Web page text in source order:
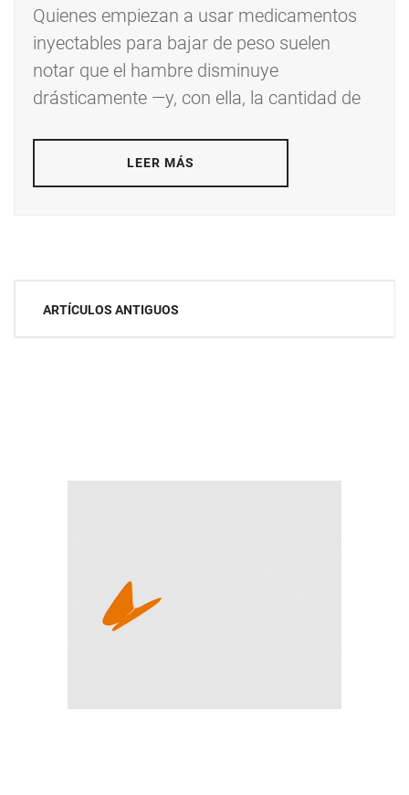
Quienes empiezan a usar medicamentos
inyectables para bajar de peso suelen
notar que el hambre disminuye
drásticamente —y, con ella, la cantidad de
LEER MÁS
Navegación
ARTÍCULOS ANTIGUOS